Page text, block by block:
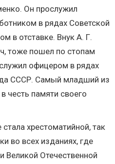
Он прослужил
в рядах Советской
в отставке. Внук А. Г.
тоже пошел по стопам
офицером в рядах
СССР. Самый младший из
честь памяти своего
хрестоматийной, так
во всех изданиях, где
Великой Отечественной